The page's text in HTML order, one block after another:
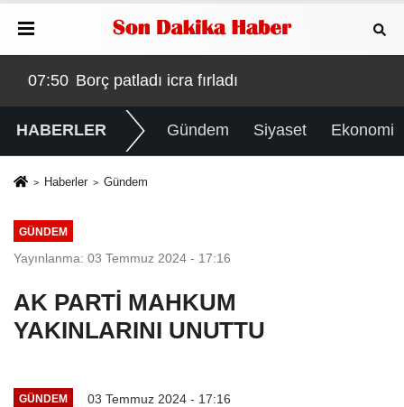
infaz edilmişti! Sır perdesi aralandı: Hollanda aşireti
07:50 Borç patladı icra fırladı
HABERLER Gündem Siyaset Ekonomi
Haberler Gündem
GÜNDEM
Yayınlanma: 03 Temmuz 2024 - 17:16
AK PARTİ MAHKUM
YAKINLARINI UNUTTU
GÜNDEM 03 Temmuz 2024 - 17:16